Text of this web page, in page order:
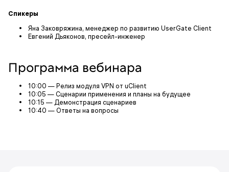
Спикеры
Яна Заковряжина, менеджер по развитию UserGate Client
Евгений Дьяконов, пресейл-инженер
Программа вебинара
10:00 — Релиз модуля VPN от uClient
10:05 — Сценарии применения и планы на будущее
10:15 — Демонстрация сценариев
10:40 — Ответы на вопросы